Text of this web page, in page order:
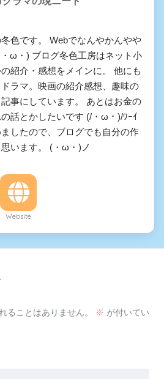
色です。 Webでなんやかんやや
ω・) ブログ冬色工房はネット小
紹介・感想をメインに。 他にも
ラマ。映画の紹介感想、趣味の
事にしています。 あとはお金の
話とかしたいです (/・ω・)/ﾜｰｲ
したので、ブログでも自分の作
います。 (・ω・)ノ
Website
ることはありません。 ※ が付いてい